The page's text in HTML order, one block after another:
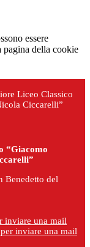
essere
pagina della cookie
Liceo Classico
Ciccarelli”
“Giacomo
Benedetto del
inviare una mail
inviare una mail